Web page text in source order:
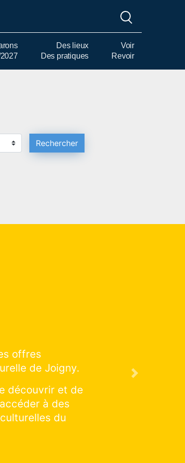
Des lieux
Des pratiques
Voir
Revoir
Rechercher
et culturelle
et explorer
en particulier :
Next